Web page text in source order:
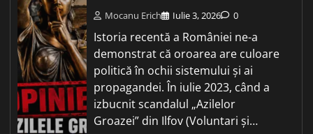
Mocanu Erich Iulie 3, 2026 0
Istoria recentă a României ne-a
demonstrat că oroarea are culoare
politică în ochii sistemului și ai
propagandei. În iulie 2023, când a
izbucnit scandalul „Azilelor
Groazei” din Ilfov (Voluntari și…